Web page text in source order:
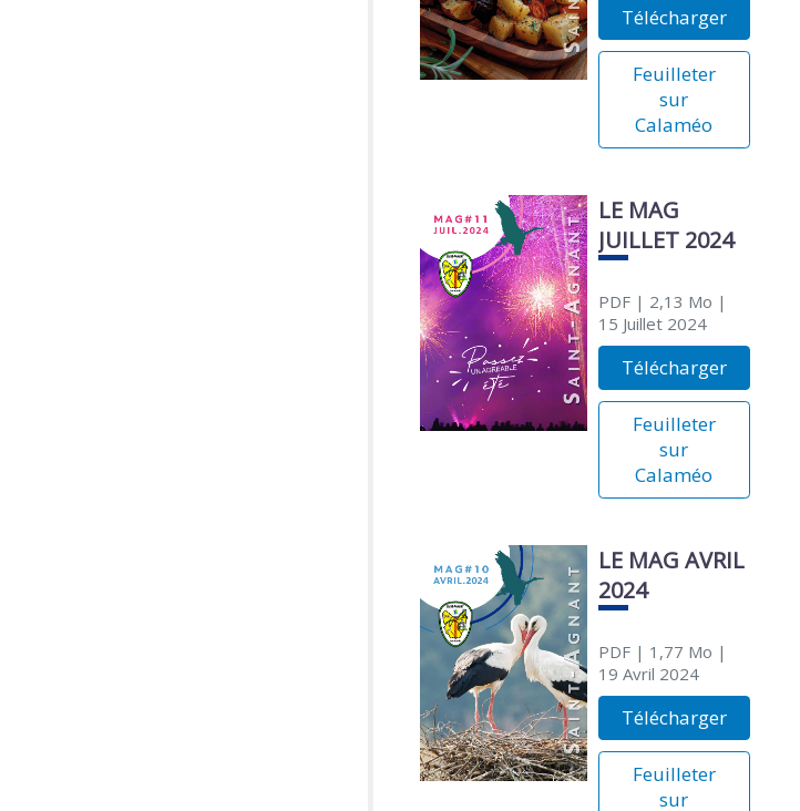
Télécharger
Feuilleter
sur
Calaméo
LE MAG
JUILLET 2024
PDF| 2,13 Mo |
15 Juillet 2024
Télécharger
Feuilleter
sur
Calaméo
LE MAG AVRIL
2024
PDF| 1,77 Mo |
19 Avril 2024
Télécharger
Feuilleter
sur